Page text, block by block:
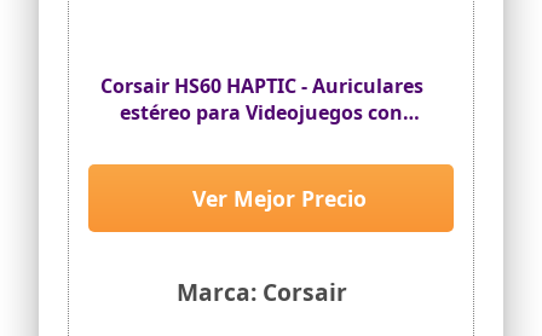
audio y mejorar el desempeño con
smartphones, tablets y dispositivos de
Corsair HS60 HAPTIC - Auriculares
estéreo para Videojuegos con
Marca: Corsair
Ver Mejor Precio